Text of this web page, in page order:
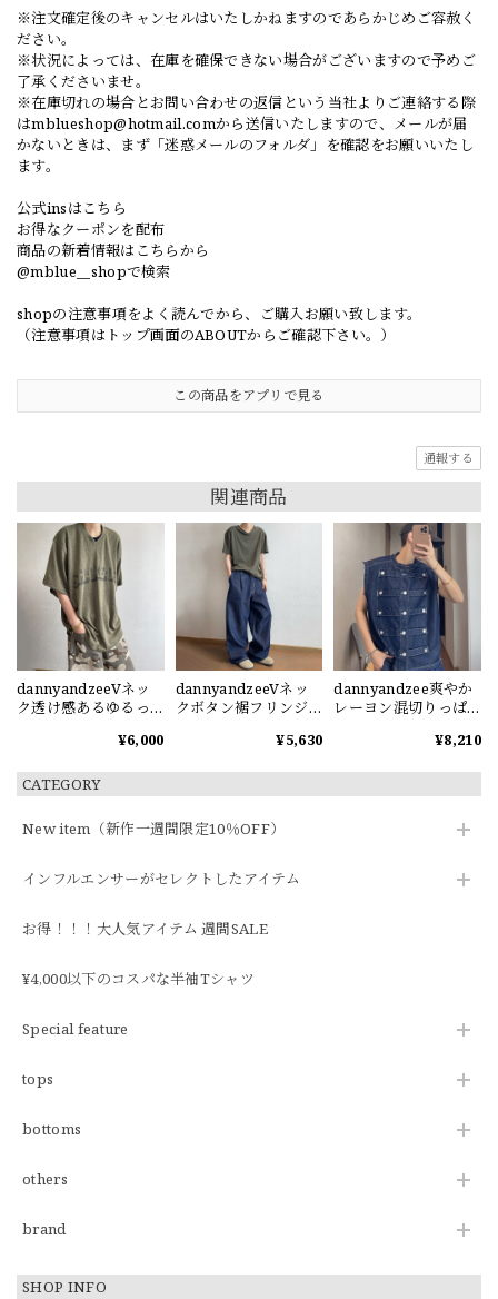
CATEGORY
New item（新作一週間限定10％OFF）
インフルエンサーがセレクトしたアイテム
お得！！！大人気アイテム 週間SALE
¥4,000以下のコスパな半袖Tシャツ
Special feature
tops
bottoms
others
brand
SHOP INFO
※注文確定後のキャンセルはいたしかねますのであらかじめご容赦く
ださい。
※状況によっては、在庫を確保できない場合がございますので予めご
了承くださいませ。
※在庫切れの場合とお問い合わせの返信という当社よりご連絡する際
はmblueshop@hotmail.comから送信いたしますので、メールが届
かないときは、まず「迷惑メールのフォルダ」を確認をお願いいたし
ます。
公式insはこちら
お得なクーポンを配布
商品の新着情報はこちらから
@mblue__shopで検索
shopの注意事項をよく読んでから、ご購入お願い致します。
（注意事項はトップ画面のABOUTからご確認下さい。）
この商品をアプリで見る
通報する
関連商品
dannyandzeeVネッ
ク透け感あるゆるっ
¥6,000
dannyandzeeVネッ
クボタン裾フリンジ
¥5,630
dannyandzee爽やか
レーヨン混切りっぱ
¥8,210